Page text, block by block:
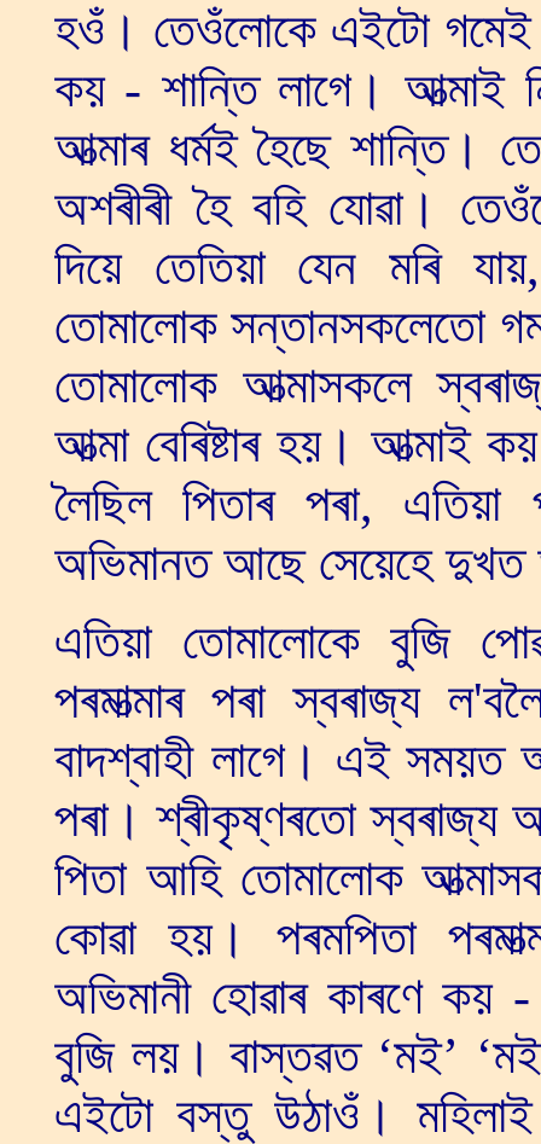
হওঁ। তেওঁলোকে এইটো গমেই
কয় - শান্তি লাগে। আত্মাই
আত্মাৰ ধৰ্মই হৈছে শান্তি।
অশৰীৰী হৈ বহি যোৱা।
দিয়ে তেতিয়া যেন মৰি
তোমালোক সন্তানসকলেতো গম
তোমালোক আত্মাসকলে
আত্মা বেৰিষ্টাৰ হয়।
লৈছিল পিতাৰ পৰা,
অভিমানত আছে সেয়েহে
এতিয়া তোমালোকে বুজি
পৰমাত্মাৰ পৰা স্বৰাজ্য
বাদশ্বাহী লাগে। এই সময়ত
পৰা। শ্ৰীকৃষ্ণৰতো
পিতা আহি তোমালোক
কোৱা হয়। পৰমপিতা
অভিমানী হোৱাৰ কাৰণে
বুজি লয়। বাস্তৱত ‘মই’
এইটো বস্তু উঠাওঁ।